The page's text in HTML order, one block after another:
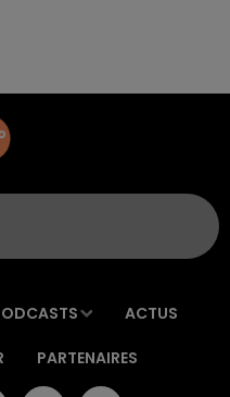
ACTUS
PARTENAIRES